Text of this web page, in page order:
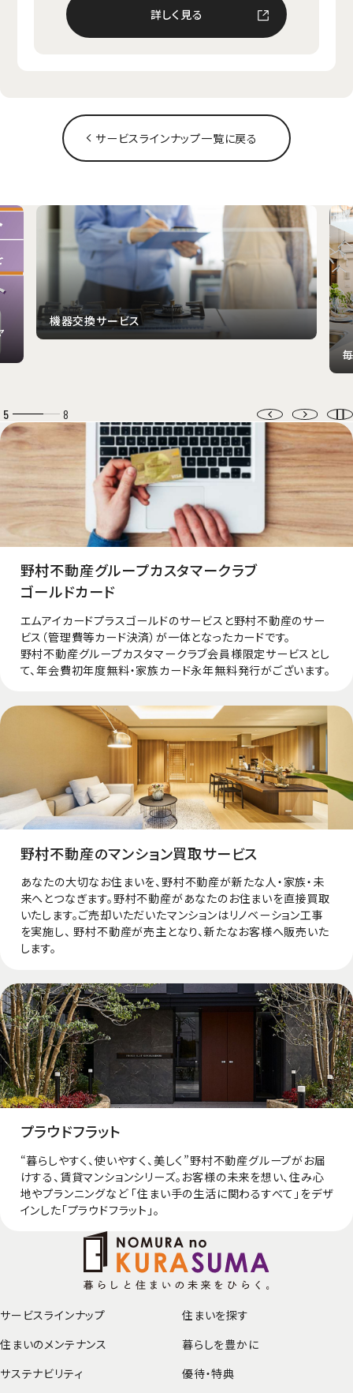
詳しく見る
サービスラインナップ一覧に戻る
機器交換サービス
5 8
野村不動産グループカスタマークラブ
ゴールドカード
エムアイカードプラスゴールドのサービスと野村不動産のサー
ビス（管理費等カード決済）が一体となったカードです。
野村不動産グループカスタマークラブ会員様限定サービスとし
て、年会費初年度無料・家族カード永年無料発行がございます。
野村不動産のマンション買取サービス
あなたの大切なお住まいを、野村不動産が新たな人・家族・未
来へとつなぎます。野村不動産があなたのお住まいを直接買取
いたします。ご売却いただいたマンションはリノベーション⼯事
を実施し、 野村不動産が売主となり、新たなお客様へ販売いた
します。
プラウドフラット
“暮らしやすく、使いやすく、美しく”野村不動産グループがお届
けする、賃貸マンションシリーズ。お客様の未来を想い、住み心
地やプランニングなど 「住まい手の生活に関わるすべて」をデザ
インした「プラウドフラット」。
サービスラインナップ
住まいを探す
住まいのメンテナンス
暮らしを豊かに
サステナビリティ
優待・特典